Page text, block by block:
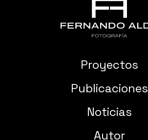
Proyectos
Publicaciones
Noticias
Autor